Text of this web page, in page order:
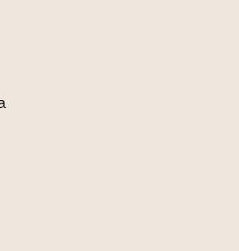
verkkopalveluun)